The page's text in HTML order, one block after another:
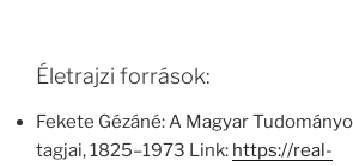
Életrajzi források:
Fekete Gézáné: A Magyar
tagjai, 1825–1973 Link: https://real-